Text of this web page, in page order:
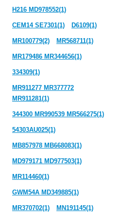
H216 MD978552(1)
CEM14 SE7301(1) D6109(1)
MR100779(2) MR568711(1)
MR179486 MR344656(1)
334309(1)
MR911277 MR377772
MR911281(1)
344300 MR990539 MR566275(1)
54303AU025(1)
MB857978 MB668083(1)
MD979171 MD977503(1)
MR114460(1)
GWM54A MD349885(1)
MR370702(1) MN191145(1)